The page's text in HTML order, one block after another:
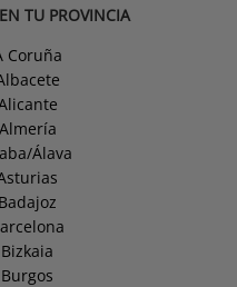
TU PROVINCIA
Coruña
Álava